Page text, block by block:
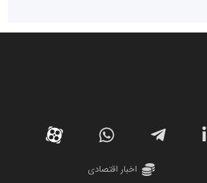
اخبار اقتصادی